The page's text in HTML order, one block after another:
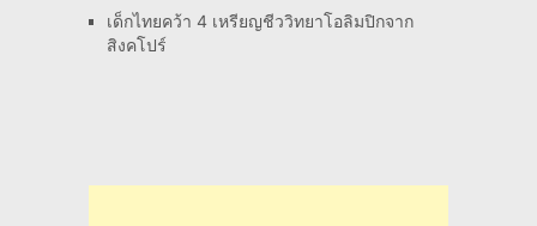
เด็กไทยคว้า 4 เหรียญชีววิทยาโอลิมปิกจาก
สิงคโปร์